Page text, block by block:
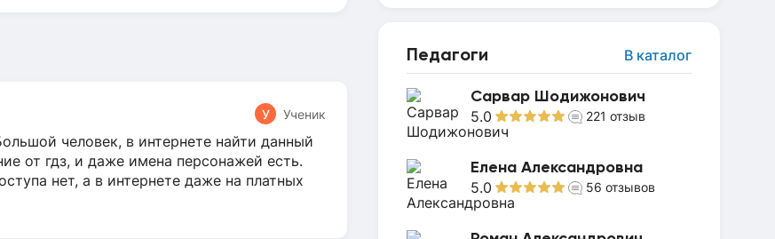
Педагоги В каталог
Сарвар Шодижонович
5.0 221 отзыв
Елена Александровна
5.0 56 отзывов
У Ученик
человек, в интернете найти данный
от гдз, и даже имена персонажей есть.
нет, а в интернете даже на платных